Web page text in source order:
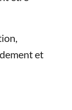
et